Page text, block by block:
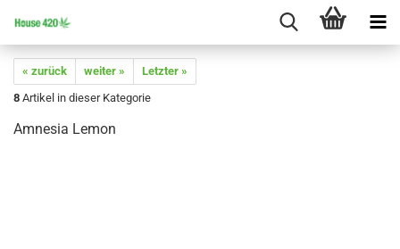
« zurück weiter »
Letzter »
8 Artikel in dieser Kategorie
Amnesia Lemon